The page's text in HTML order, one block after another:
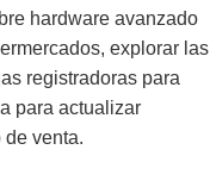
hardware avanzado
explorar las
registradoras para
para actualizar
venta.